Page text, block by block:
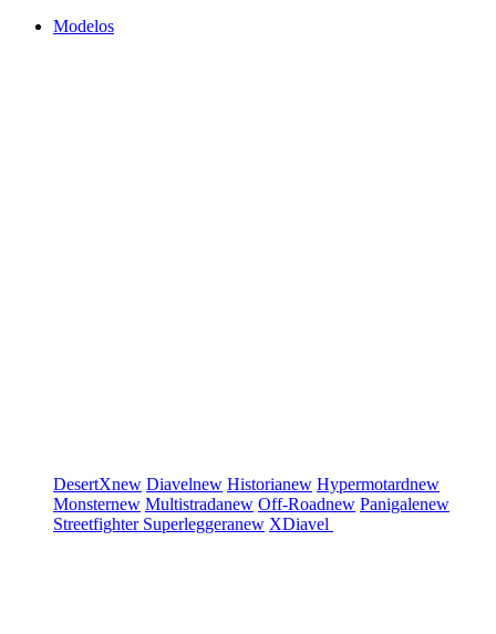
Modelos
DesertXnew Diavelnew Historianew Hypermotardnew
Monsternew Multistradanew Off-Roadnew Panigalenew
Streetfighter Superleggeranew XDiavel